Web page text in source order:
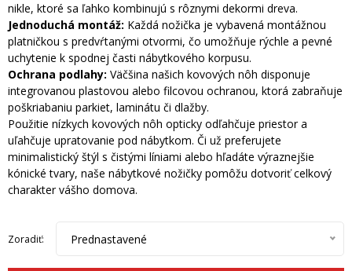
nikle, ktoré sa ľahko kombinujú s rôznymi dekormi dreva.
Jednoduchá montáž: Každá nožička je vybavená montážnou
platničkou s predvŕtanými otvormi, čo umožňuje rýchle a pevné
uchytenie k spodnej časti nábytkového korpusu.
Ochrana podlahy: Väčšina našich kovových nôh disponuje
integrovanou plastovou alebo filcovou ochranou, ktorá zabraňuje
poškriabaniu parkiet, laminátu či dlažby.
Použitie nízkych kovových nôh opticky odľahčuje priestor a
uľahčuje upratovanie pod nábytkom. Či už preferujete
minimalistický štýl s čistými líniami alebo hľadáte výraznejšie
kónické tvary, naše nábytkové nožičky pomôžu dotvoriť celkový
charakter vášho domova.
Zoradiť: Prednastavené